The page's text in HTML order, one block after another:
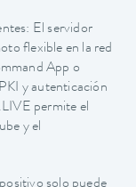
El servidor
flexible en la red
App o
y autenticación
permite el
y el